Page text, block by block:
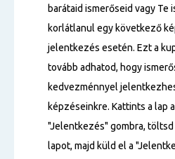
barátaid ismerőseid vagy Te
korlátlanul egy következő
jelentkezés esetén. Ezt a
tovább adhatod, hogy
kedvezménnyel
képzéseinkre. Kattints a lap
"Jelentkezés" gombra,
lapot, majd küld el a